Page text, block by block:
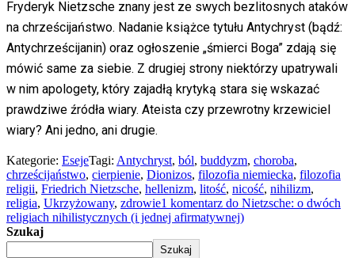
Fryderyk Nietzsche znany jest ze swych bezlitosnych ataków
na chrześcijaństwo. Nadanie książce tytułu Antychryst (bądź:
Antychrześcijanin) oraz ogłoszenie „śmierci Boga” zdają się
mówić same za siebie. Z drugiej strony niektórzy upatrywali
w nim apologety, który zajadłą krytyką stara się wskazać
prawdziwe źródła wiary. Ateista czy przewrotny krzewiciel
wiary? Ani jedno, ani drugie.
Kategorie: EsejeTagi: Antychryst, ból, buddyzm, choroba,
chrześcijaństwo, cierpienie, Dionizos, filozofia niemiecka, filozofia
religii, Friedrich Nietzsche, hellenizm, litość, nicość, nihilizm,
religia, Ukrzyżowany, zdrowie1 komentarz do Nietzsche: o dwóch
religiach nihilistycznych (i jednej afirmatywnej)
Szukaj
Szukaj